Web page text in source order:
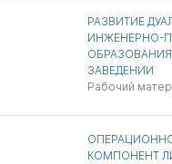
РАЗВИТИЕ
ИНЖЕНЕРНО-
ЗАВЕДЕНИИ
Рабочий
КОМПОНЕНТ